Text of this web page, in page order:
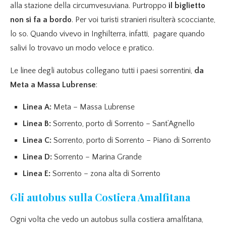
alla stazione della circumvesuviana. Purtroppo il biglietto
non si fa a bordo. Per voi turisti stranieri risulterà scocciante,
lo so. Quando vivevo in Inghilterra, infatti, pagare quando
salivi lo trovavo un modo veloce e pratico.
Le linee degli autobus collegano tutti i paesi sorrentini, da
Meta a Massa Lubrense:
Linea A: Meta – Massa Lubrense
Linea B: Sorrento, porto di Sorrento – Sant’Agnello
Linea C: Sorrento, porto di Sorrento – Piano di Sorrento
Linea D: Sorrento – Marina Grande
Linea E: Sorrento – zona alta di Sorrento
Gli autobus sulla Costiera Amalfitana
Ogni volta che vedo un autobus sulla costiera amalfitana,